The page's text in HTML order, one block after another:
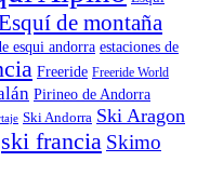
de montaña
esqui andorra estaciones de
Freeride Freeride World
Pirineo de Andorra
Ski Andorra Ski Aragon
ski francia Skimo